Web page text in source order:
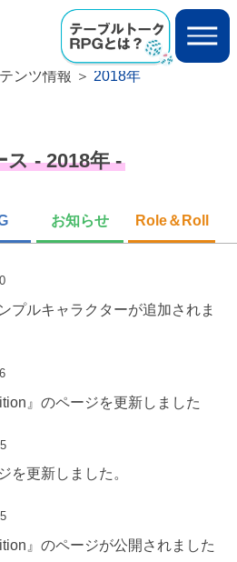
ンツ情報 2018年
ス - 2018年 -
お知らせ Role＆Roll
プルキャラクターが追加されま
』のページを更新しました
を更新しました。
』のページが公開されました